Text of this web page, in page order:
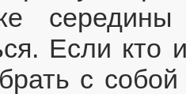
середины
Если кто
с